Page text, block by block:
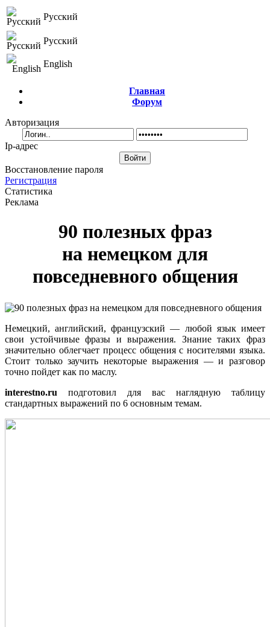
Русский
Русский
English
Главная
Форум
Авторизация
Ip-адрес
Восстановление пароля
Регистрация
Статистика
Реклама
90 полезных фраз
на немецком для
повседневного общения
Немецкий, английский, французский — любой язык имеет
свои устойчивые фразы и выражения. Знание таких фраз
значительно облегчает процесс общения с носителями языка.
Стоит только заучить некоторые выражения — и разговор
точно пойдет как по маслу.
interestno.ru подготовил для вас наглядную таблицу
стандартных выражений по 6 основным темам.